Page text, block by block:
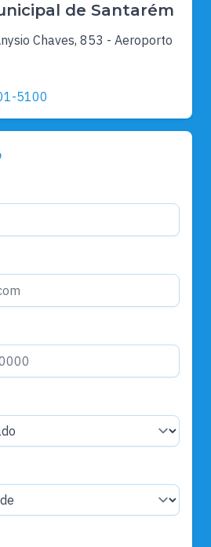
de Santarém
Chaves, 853 - Aeroporto
5100